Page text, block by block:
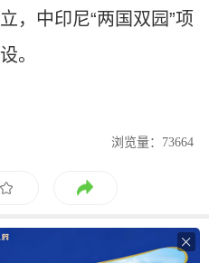
，中印尼“两国双园”项
。
浏览量：73664
